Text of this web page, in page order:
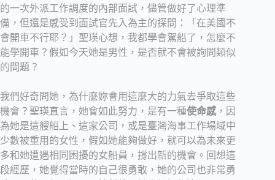
的一次外派工作調度的內部面試，儘管做好了心理準
備，但還是感受到面試官先入為主的探問：「在美國不
會開車不行耶？」聖瑛心想，我都學會駕船了，怎麼不
能學開車？假如今天她是男性，是否就不會被詢問類似
的問題？
我們好奇問她，為什麼妳會用這麼大的力氣去爭取這些
機會？聖瑛直言，她會如此努力，是有一種使命感，因
為她是這艘船上、這家公司，或是臺灣海事工作場域中
少數被重用的女性，假如她能夠做好，就可以為未來更
多和她遭遇相同困擾的女船員，撐出新的機會。回想這
段經歷，她覺得當時的自己很勇敢，她的公司也非常勇